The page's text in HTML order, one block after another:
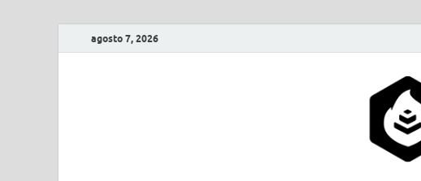
agosto 7, 2026